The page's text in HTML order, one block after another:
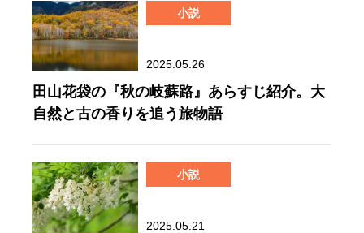
小説
2025.05.26
田山花袋の『秋の岐蘇路』あらすじ紹介。大
自然と古の香りを追う旅物語
小説
2025.05.21